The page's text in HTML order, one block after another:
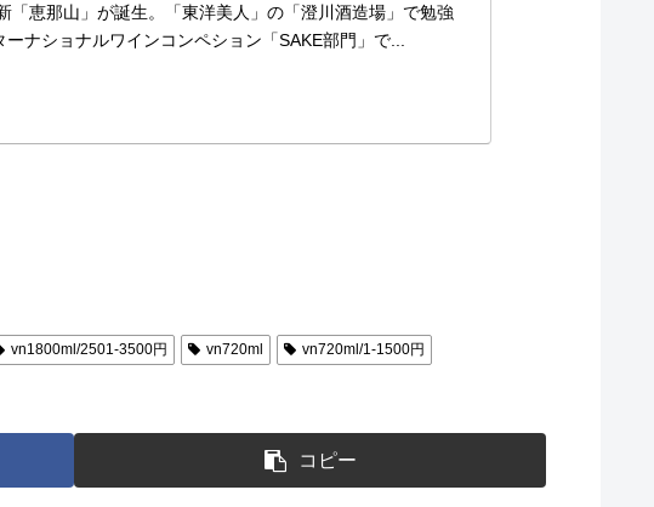
恵那山」が誕生。「東洋美人」の「澄川酒造場」で勉強
ナショナルワインコンペション「SAKE部門」で...
vn1800ml/2501-3500円 vn720ml vn720ml/1-1500円
コピー